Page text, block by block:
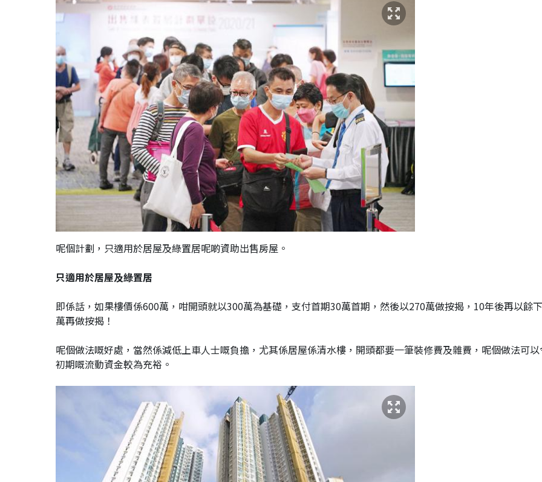
呢個計劃，只適用於居屋及綠置居呢啲資助出售房屋。
只適用於居屋及綠置居
即係話，如果樓價係600萬，咁開頭就以300萬為基礎，支付首期30萬首期，然後以270萬做按揭，10年後再以餘
萬再做按揭！
呢個做法嘅好處，當然係減低上車人士嘅負擔，尤其係居屋係清水樓，開頭都要一筆裝修費及雜費，呢個做法可
初期嘅流動資金較為充裕。